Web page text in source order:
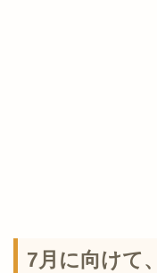
7月に向けて